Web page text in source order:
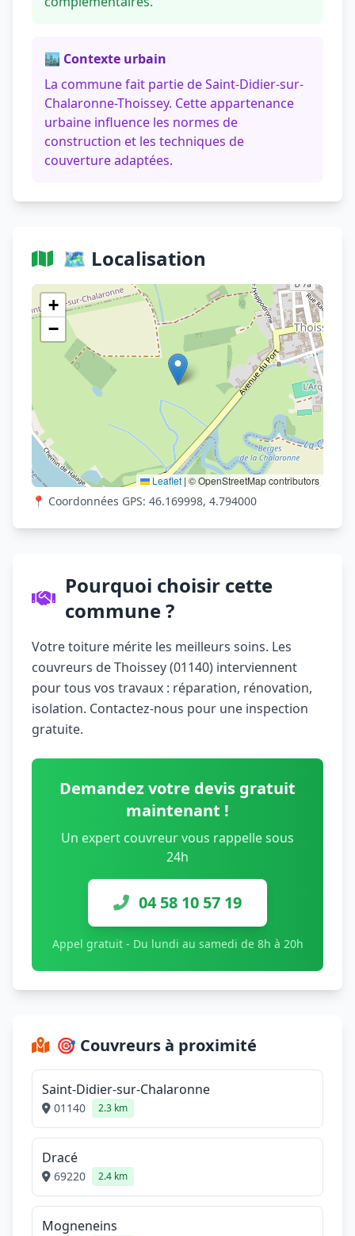
🏙️ Contexte urbain
La commune fait partie de Saint-Didier-sur-
Chalaronne-Thoissey. Cette appartenance
urbaine influence les normes de
construction et les techniques de
couverture adaptées.
🗺️ Localisation
+
−
Leaflet | © OpenStreetMap contributors
Voir sur OpenStreetMap
📍 Coordonnées GPS: 46.169998, 4.794000
Pourquoi choisir cette
commune ?
Votre toiture mérite les meilleurs soins. Les
couvreurs de Thoissey (01140) interviennent
pour tous vos travaux : réparation, rénovation,
isolation. Contactez-nous pour une inspection
gratuite.
Demandez votre devis gratuit
maintenant !
Un expert couvreur vous rappelle sous
24h
04 58 10 57 19
Appel gratuit - Du lundi au samedi de 8h à 20h
🎯 Couvreurs à proximité
Saint-Didier-sur-Chalaronne
01140 2.3 km
Dracé
69220 2.4 km
Mogneneins